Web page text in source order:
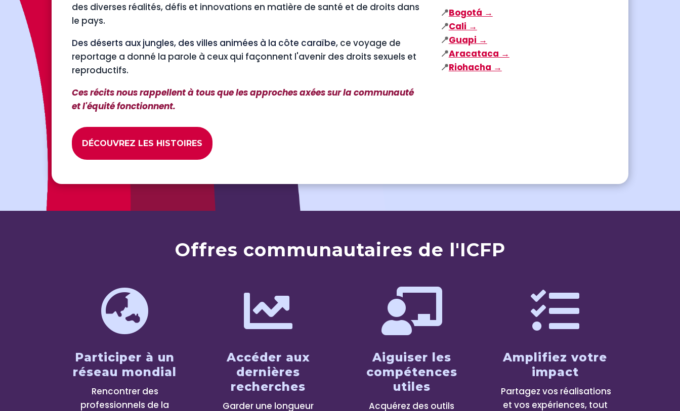
des diverses réalités, défis et innovations en matière de santé et de droits dans
le pays.
Des déserts aux jungles, des villes animées à la côte caraïbe, ce voyage de
reportage a donné la parole à ceux qui façonnent l'avenir des droits sexuels et
reproductifs.
Ces récits nous rappellent à tous que les approches axées sur la communauté
et l'équité fonctionnent.
DÉCOUVREZ LES HISTOIRES
📍Bogotá →
📍Cali →
📍Guapi →
📍Aracataca →
📍Riohacha →
Offres communautaires de l'ICFP

Participer à un
réseau mondial
Rencontrer des
professionnels de la

Accéder aux
dernières
recherches
Garder une longueur

Aiguiser les
compétences
utiles
Acquérez des outils

Amplifiez votre
impact
Partagez vos réalisations
et vos expériences, tout